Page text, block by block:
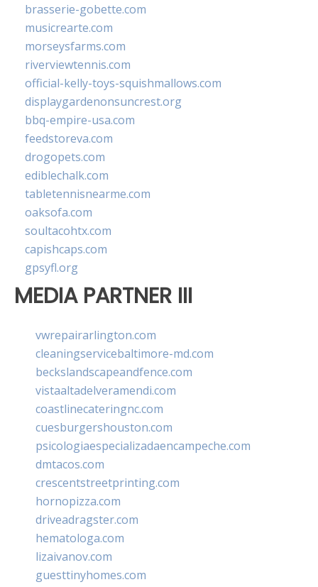
brasserie-gobette.com
musicrearte.com
morseysfarms.com
riverviewtennis.com
official-kelly-toys-squishmallows.com
displaygardenonsuncrest.org
bbq-empire-usa.com
feedstoreva.com
drogopets.com
ediblechalk.com
tabletennisnearme.com
oaksofa.com
soultacohtx.com
capishcaps.com
gpsyfl.org
MEDIA PARTNER III
vwrepairarlington.com
cleaningservicebaltimore-md.com
beckslandscapeandfence.com
vistaaltadelveramendi.com
coastlinecateringnc.com
cuesburgershouston.com
psicologiaespecializadaencampeche.com
dmtacos.com
crescentstreetprinting.com
hornopizza.com
driveadragster.com
hematologa.com
lizaivanov.com
guesttinyhomes.com